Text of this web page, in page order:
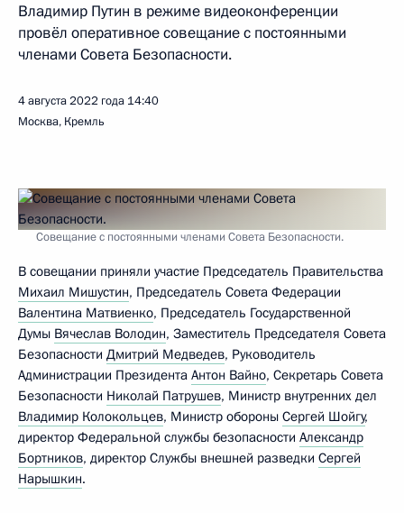
Владимир Путин в режиме видеоконференции
провёл оперативное совещание с постоянными
членами Совета Безопасности.
4 августа 2022 года 14:40
Москва, Кремль
Совещание с постоянными членами Совета Безопасности.
В совещании приняли участие Председатель Правительства
Михаил Мишустин, Председатель Совета Федерации
Валентина Матвиенко, Председатель Государственной
Думы Вячеслав Володин, Заместитель Председателя Совета
Безопасности Дмитрий Медведев, Руководитель
Администрации Президента Антон Вайно, Секретарь Совета
Безопасности Николай Патрушев, Министр внутренних дел
Владимир Колокольцев, Министр обороны Сергей Шойгу,
директор Федеральной службы безопасности Александр
Бортников, директор Службы внешней разведки Сергей
Нарышкин.